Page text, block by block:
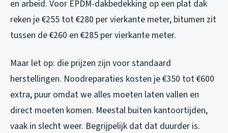
en arbeid. Voor EPDM-dakbedekking op een plat dak
reken je €255 tot €280 per vierkante meter, bitumen zit
tussen de €260 en €285 per vierkante meter.
Maar let op: die prijzen zijn voor standaard
herstellingen. Noodreparaties kosten je €350 tot €600
extra, puur omdat we alles moeten laten vallen en
direct moeten komen. Meestal buiten kantoortijden,
vaak in slecht weer. Begrijpelijk dat dat duurder is.